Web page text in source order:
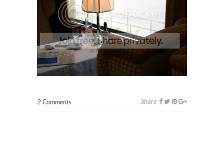
2 Comments Share